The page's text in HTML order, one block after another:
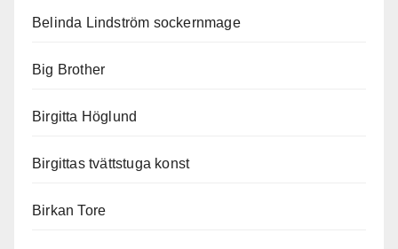
Belinda Lindström sockernmage
Big Brother
Birgitta Höglund
Birgittas tvättstuga konst
Birkan Tore